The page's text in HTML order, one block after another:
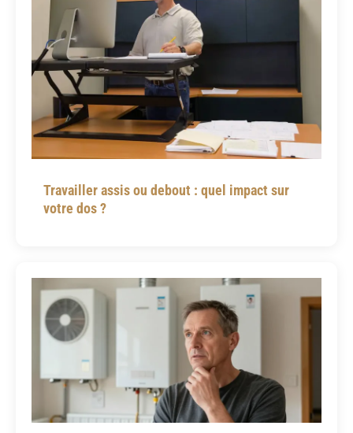
Travailler assis ou debout : quel impact sur
votre dos ?